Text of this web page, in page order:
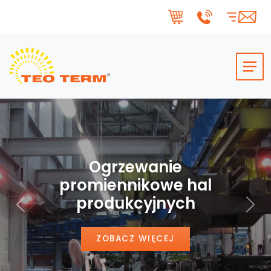
Ogrzewanie
promiennikowe hal
produkcyjnych
ZOBACZ WIĘCEJ
Poprzedni